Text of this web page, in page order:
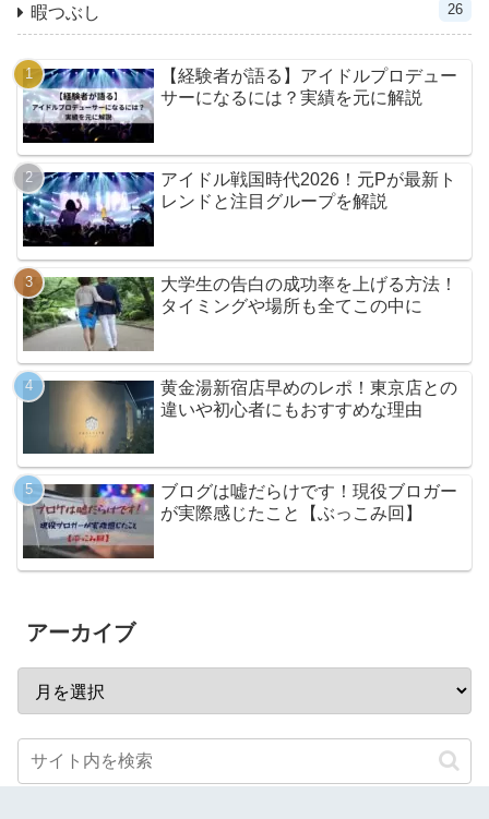
暇つぶし 26
【経験者が語る】アイドルプロデュー
サーになるには？実績を元に解説
アイドル戦国時代2026！元Pが最新ト
レンドと注目グループを解説
大学生の告白の成功率を上げる方法！
タイミングや場所も全てこの中に
黄金湯新宿店早めのレポ！東京店との
違いや初心者にもおすすめな理由
ブログは嘘だらけです！現役ブロガー
が実際感じたこと【ぶっこみ回】
アーカイブ